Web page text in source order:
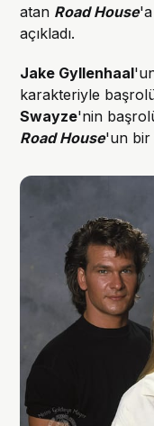
atan Road House
açıkladı.
Jake Gyllenhaal
karakteriyle
Swayze'nin
Road House'un bir